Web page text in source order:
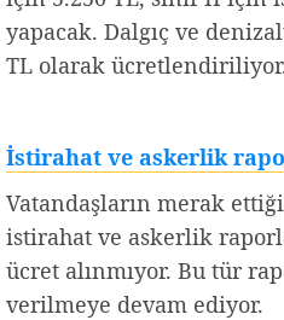
yapacak. Dalgıç ve
TL olarak
İstirahat ve askerlik
Vatandaşların merak
istirahat ve askerlik
ücret alınmıyor. Bu tür
verilmeye devam ediyor.